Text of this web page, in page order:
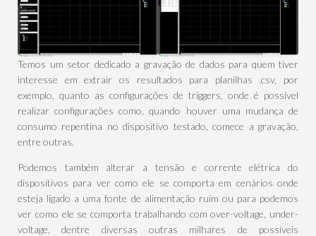
Temos um setor dedicado a gravação de dados para quem tiver
interesse em extrair os resultados para planilhas .csv, por
exemplo, quanto as configurações de triggers, onde é possível
realizar configurações como, quando houver uma mudança de
consumo repentina no dispositivo testado, comece a gravação,
entre outras.
Podemos também alterar a tensão e corrente elétrica do
dispositivos para ver como ele se comporta em cenários onde
esteja ligado a uma fonte de alimentação ruim ou para podemos
ver como ele se comporta trabalhando com over-voltage, under-
voltage, dentre diversas outras milhares de possíveis